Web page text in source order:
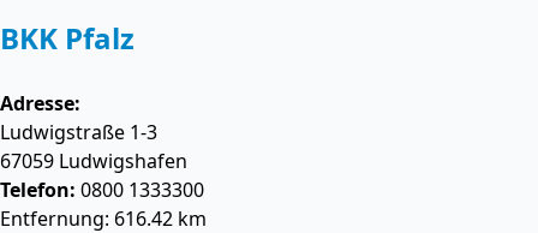
BKK Pfalz
Adresse:
Ludwigstraße 1-3
67059 Ludwigshafen
Telefon: 0800 1333300
Entfernung: 616.42 km